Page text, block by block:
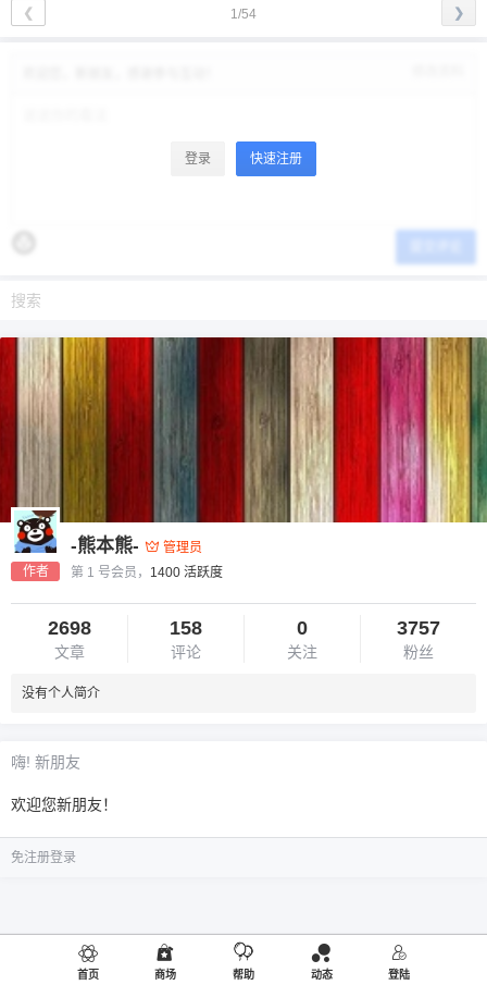
1/54
❮ ❯
登录 快速注册
作者
-熊本熊-
管理员
第 1 号会员， 1400 活跃度
2698
文章
158
评论
0
关注
3757
粉丝
没有个人简介
嗨! 新朋友
欢迎您新朋友！
免注册登录
首页 商场 帮助 动态 登陆